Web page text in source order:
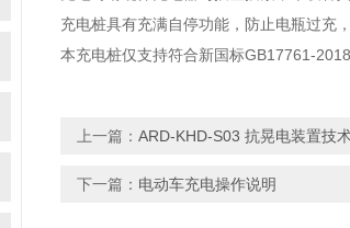
充电桩具有充满自停功能，防止电瓶过充
本充电桩仅支持符合新国标GB17761-
上一篇： ARD-KHD-S03 抗晃电装置技
下一篇： 电动车充电操作说明